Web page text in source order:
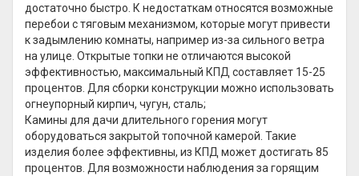
достаточно быстро. К недостаткам относятся возможные
перебои с тяговым механизмом, которые могут привести
к задымлению комнаты, например из-за сильного ветра
на улице. Открытые топки не отличаются высокой
эффективностью, максимальный КПД составляет 15-25
процентов. Для сборки конструкции можно использовать
огнеупорный кирпич, чугун, сталь;
Камины для дачи длительного горения могут
оборудоваться закрытой топочной камерой. Такие
изделия более эффективны, из КПД может достигать 85
процентов. Для возможности наблюдения за горящим